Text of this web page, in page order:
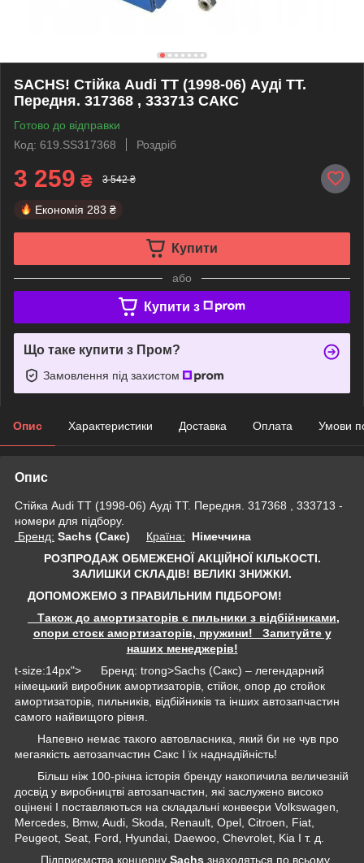
SACHS! Стійка Audi TT (1998-06) Ауді ТТ.
Передня. 317368 , 333713 САКС
Готово до відправки
Код: 619.SS317368
Роздріб
3 259 ₴ 3 542 ₴
Економія 283 ₴
Купити
або
Купити з
Що таке купити з Пром?
Замовлення під захистом
Опис Характеристики Доставка Оплата Умови
Опис
Стійка Audi TT (1998-06) Ауді ТТ. Передня. 317368 , 333713 -
номери для підбору.
Бренд: Sachs (Сакс) Країна: Німеччина
РОЗПРОДАЖ ОБМЕЖЕНОЇ АКЦІЙНОЇ КІЛЬКОСТІ.
ЗАЛИШКИ СКЛАДІВ! ВЕЛИКІ ЗНИЖКИ.
ДОПОМОЖЕМО З ПРАВИЛЬНИМ ПІДБОРОМ!
Також до амортизаторів є пильники з відбійниками,
опори стоєк амортизаторів, пружини! Запитуйте у
наших менеджерів!
t-size:14px"> Бренд: trong>Sachs (Сакс) – легендарний
німецький виробник амортизаторів, стійок, опор до стойок
амортизаторів, пильників, відбійників та інших автозапчастин
самого найвищого рівня.
Напевно немає такого автовласника, який би не чув про
мегаякість автозапчастин Сакс І їх наднадійність!
Більш ніж 100-річна історія бренду накопичила величезній
досвід у виробництві автозапчастин, які заслужено високо
оцінені І поставляються на складальні конвеєри Volkswagen,
Mercedes, Bmw, Audi, Skoda, Renault, Opel, Citroen, Fiat,
Peugeot, Seat, Ford, Hyundai, Daewoo, Chevrolet, Kia І т. д.
Підприємства концерну Sachs знаходяться по всьому